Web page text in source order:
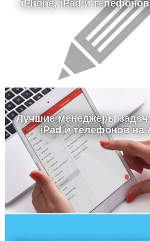
iPhone, iPad и
Лучшие менеджеры задач
iPad и телефонов на